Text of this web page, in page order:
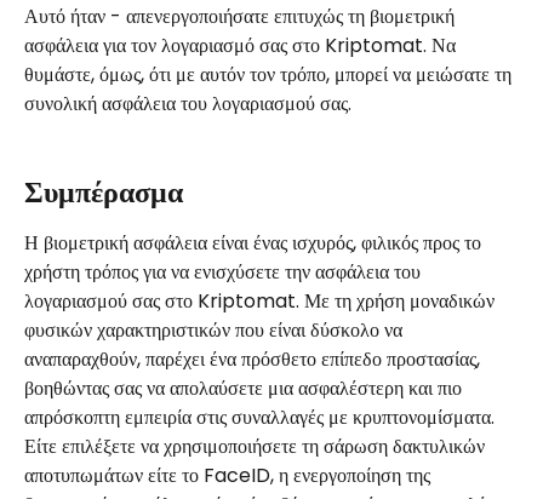
Αυτό ήταν - απενεργοποιήσατε επιτυχώς τη βιομετρική
ασφάλεια για τον λογαριασμό σας στο Kriptomat. Να
θυμάστε, όμως, ότι με αυτόν τον τρόπο, μπορεί να μειώσατε τη
συνολική ασφάλεια του λογαριασμού σας.
Συμπέρασμα
Η βιομετρική ασφάλεια είναι ένας ισχυρός, φιλικός προς το
χρήστη τρόπος για να ενισχύσετε την ασφάλεια του
λογαριασμού σας στο Kriptomat. Με τη χρήση μοναδικών
φυσικών χαρακτηριστικών που είναι δύσκολο να
αναπαραχθούν, παρέχει ένα πρόσθετο επίπεδο προστασίας,
βοηθώντας σας να απολαύσετε μια ασφαλέστερη και πιο
απρόσκοπτη εμπειρία στις συναλλαγές με κρυπτονομίσματα.
Είτε επιλέξετε να χρησιμοποιήσετε τη σάρωση δακτυλικών
αποτυπωμάτων είτε το FaceID, η ενεργοποίηση της